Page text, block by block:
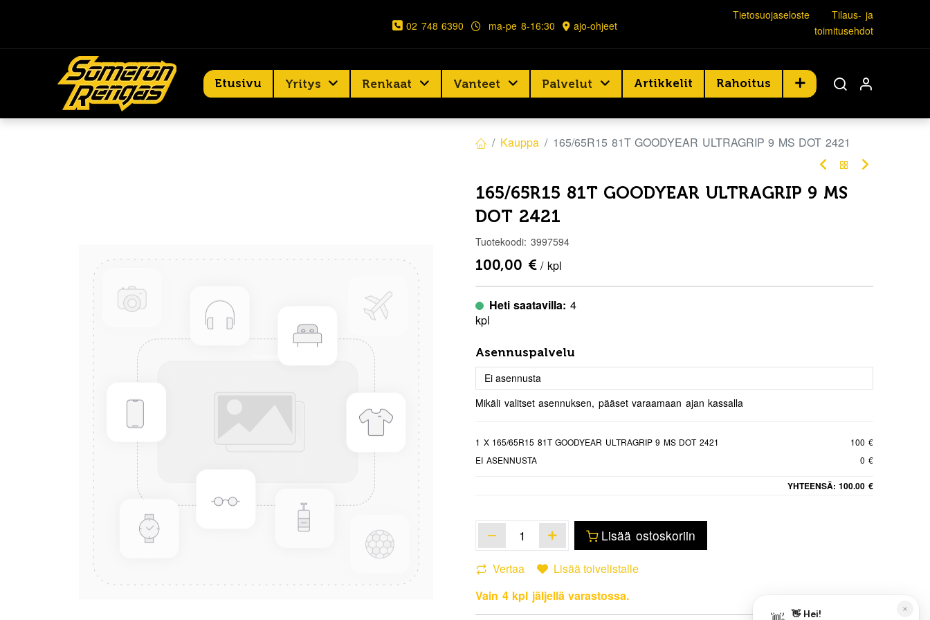
02 748 6390 ma-pe 8-16:30 ajo-ohjeet
Tietosuojaseloste
Tilaus- ja
toimitusehdot
Etusivu Yritys Renkaat Vanteet Palvelut Artikkelit Rahoitus
Kauppa 165/65R15 81T GOODYEAR ULTRAGRIP 9 MS DOT 2421
165/65R15 81T GOODYEAR ULTRAGRIP 9 MS
DOT 2421
Tuotekoodi: 3997594
100,00 € / kpl
Heti saatavilla: 4
kpl
Asennuspalvelu
Mikäli valitset asennuksen, pääset varaamaan ajan kassalla
1 X 165/65R15 81T GOODYEAR ULTRAGRIP 9 MS DOT 2421
100 €
EI ASENNUSTA
0 €
YHTEENSÄ: 100.00 €
Lisää ostoskoriin
Vertaa
Lisää toivelistalle
Vain 4 kpl jäljellä varastossa.